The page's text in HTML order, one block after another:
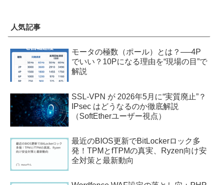
人気記事
モータの極数（ポール）とは？──4P
でいい？10Pになる理由を“現場の目”で
解説
SSL-VPN が 2026年5月に“実質廃止”？
IPsec はどうなるのか徹底解説
（SoftEtherユーザー視点）
最近のBIOS更新でBitLockerロック多
発！TPMとfTPMの真実、Ryzen向け安
全対策と最新動向